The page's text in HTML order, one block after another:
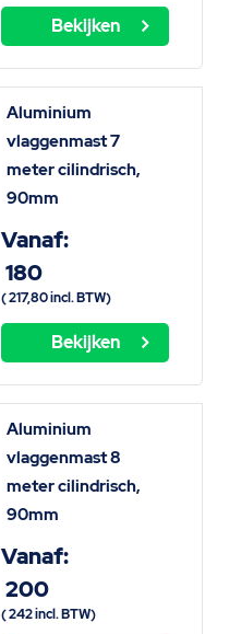
Bekijken
Aluminium
vlaggenmast 7
meter cilindrisch,
90mm
Vanaf:
180
(217,80incl. BTW)
Bekijken
Aluminium
vlaggenmast 8
meter cilindrisch,
90mm
Vanaf:
200
(242incl. BTW)